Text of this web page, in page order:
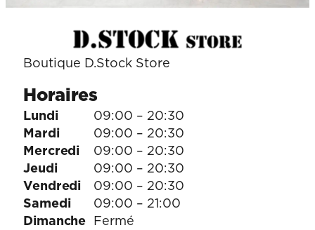
Boutique D.Stock Store
Horaires
Lundi
09:00 – 20:30
Mardi
09:00 – 20:30
Mercredi
09:00 – 20:30
Jeudi
09:00 – 20:30
Vendredi
09:00 – 20:30
Samedi
09:00 – 21:00
Dimanche Fermé